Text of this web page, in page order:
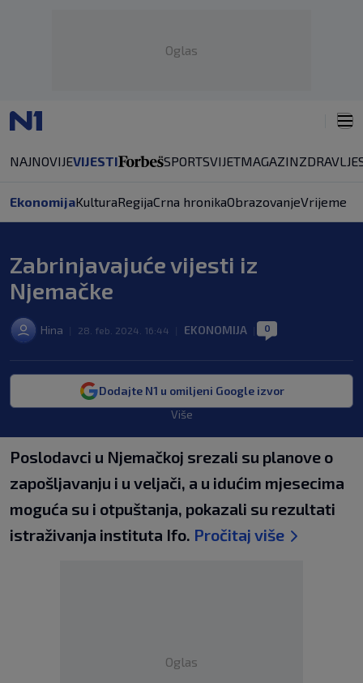
Oglas
NAJNOVIJEVIJESTI SPORTSVIJETMAGAZINZDRAVLJE
EkonomijaKulturaRegijaCrna hronikaObrazovanjeVrijeme
Zabrinjavajuće vijesti iz
Njemačke
Hina 28. feb. 2024. 16:44 EKONOMIJA 0
Dodajte N1 u omiljeni Google izvor
Više
Poslodavci u Njemačkoj srezali su planove o
zapošljavanju i u veljači, a u idućim mjesecima
moguća su i otpuštanja, pokazali su rezultati
istraživanja instituta Ifo. Pročitaj više
Oglas